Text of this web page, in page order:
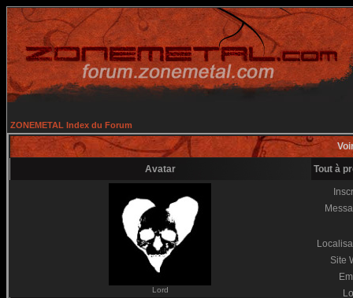
ZONEMETAL Index du Forum
Avatar Tout à
Lord
Site